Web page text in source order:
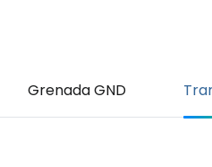
Grenada GND